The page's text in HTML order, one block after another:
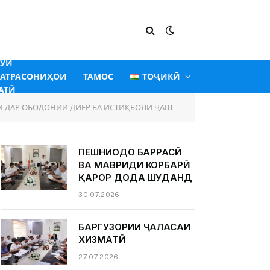
ТАМОС ТОҶИКӢ
ДИЁР БА ИСТИҚБОЛИ ҶАШНҲОИ МИЛЛӢ
ПЕШНИҲОДҲО БАРРАСӢ
ВА МАВРИДИ КОРБАРӢ
ҚАРОР ДОДА ШУДАНД
30.07.2026
БАРГУЗОРИИ ҶАЛАСАИ
ХИЗМАТӢ
27.07.2026